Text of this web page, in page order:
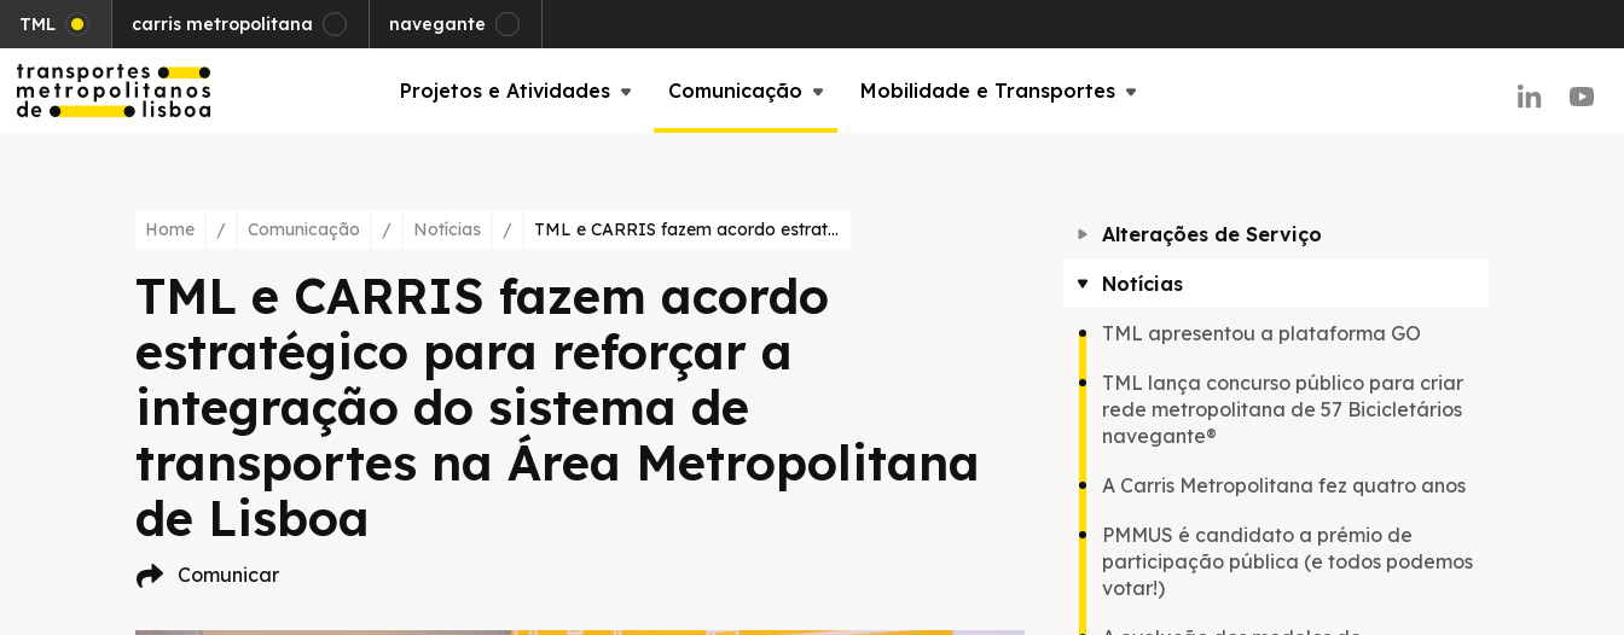
TML carris metropolitana navegante
Projetos e Atividades Comunicação Mobilidade e Transportes
Home / Comunicação / Notícias / TML e CARRIS fazem acordo estratégico para reforçar a integração do sistema de transportes na Área Metropolitana de Lisboa
TML e CARRIS fazem acordo
estratégico para reforçar a
integração do sistema de
transportes na Área Metropolitana
de Lisboa
Comunicar
Alterações de Serviço
Notícias
TML apresentou a plataforma GO
TML lança concurso público para criar
rede metropolitana de 57 Bicicletários
navegante®
A Carris Metropolitana fez quatro anos
PMMUS é candidato a prémio de
participação pública (e todos podemos
votar!)